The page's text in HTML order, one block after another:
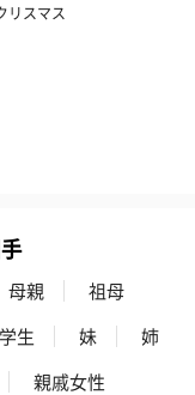
たします。ギフトへ
リスマス
母親
祖母
生 妹
姉
親戚女性